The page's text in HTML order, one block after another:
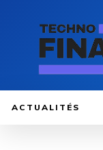
ACTUALITÉS